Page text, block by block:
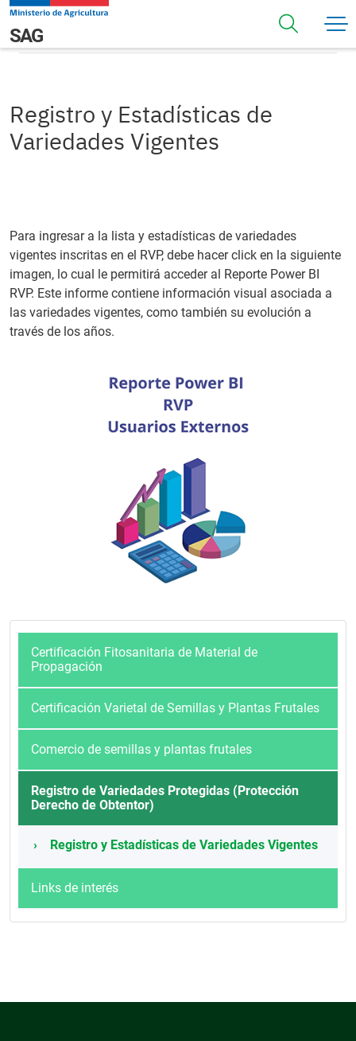
Pasar al contenido principal
Navegación principal
SAGRegistro y Estadísticas de Variedades Vigentes
Registro y Estadísticas de
Variedades Vigentes
Para ingresar a la lista y estadísticas de variedades
vigentes inscritas en el RVP, debe hacer click en la siguiente
imagen, lo cual le permitirá acceder al Reporte Power BI
RVP. Este informe contiene información visual asociada a
las variedades vigentes, como también su evolución a
través de los años.
Certificación Fitosanitaria de Material de
Propagación
Certificación Varietal de Semillas y Plantas Frutales
Comercio de semillas y plantas frutales
Registro de Variedades Protegidas (Protección
Derecho de Obtentor)
Registro y Estadísticas de Variedades Vigentes
Links de interés